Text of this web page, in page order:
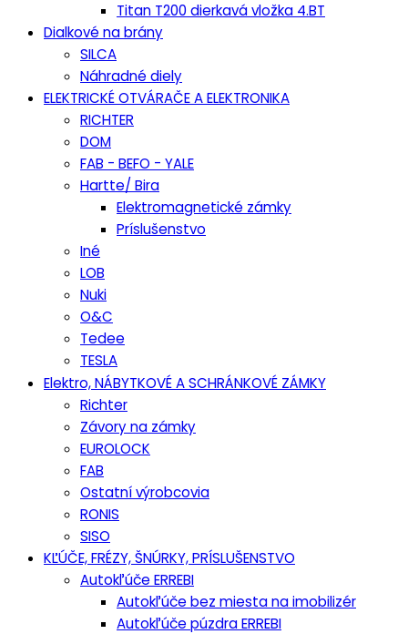
Titan T200 dierkavá vložka 4.BT
Dialkové na brány
SILCA
Náhradné diely
ELEKTRICKÉ OTVÁRAČE A ELEKTRONIKA
RICHTER
DOM
FAB - BEFO - YALE
Hartte/ Bira
Elektromagnetické zámky
Príslušenstvo
Iné
LOB
Nuki
O&C
Tedee
TESLA
Elektro, NÁBYTKOVÉ A SCHRÁNKOVÉ ZÁMKY
Richter
Závory na zámky
EUROLOCK
FAB
Ostatní výrobcovia
RONIS
SISO
KĽÚČE, FRÉZY, ŠNÚRKY, PRÍSLUŠENSTVO
Autokľúče ERREBI
Autokľúče bez miesta na imobilizér
Autokľúče púzdra ERREBI